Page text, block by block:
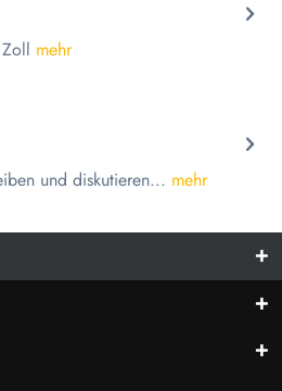
mehr
und diskutieren... mehr